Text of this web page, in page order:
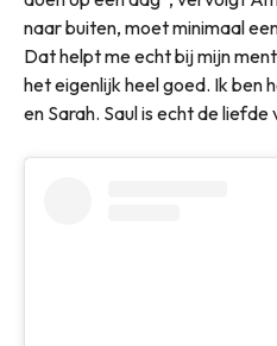
naar buiten, moet minimaal
Dat helpt me echt bij mijn
het eigenlijk heel goed. Ik ben
en Sarah. Saul is echt de liefde